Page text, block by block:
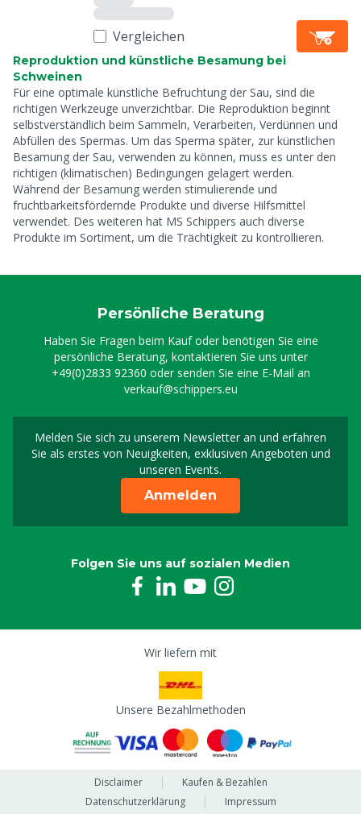
Vergleichen
Reproduktion und künstliche Besamung bei
Schweinen
Für eine optimale künstliche Befruchtung der Sau, sind die
richtigen Werkzeuge unverzichtbar. Die Reproduktion beginnt
selbstverständlich beim Sammeln, Verarbeiten, Verdünnen und
Abfüllen des Spermas. Um das Sperma später, zur künstlichen
Besamung der Sau, verwenden zu können, muss es unter den
richtigen (klimatischen) Bedingungen gelagert werden.
Während der Besamung werden stimulierende und
fruchtbarkeitsfördernde Produkte und diverse Hilfsmittel
verwendet. Des weiteren hat MS Schippers auch diverse
Produkte im Sortiment, um die Trächtigkeit zu kontrollieren.
Persönliche Beratung
Haben Sie Fragen beim Kauf oder benötigen Sie eine
persönliche Beratung, kontaktieren Sie uns unter
+49(0)2833 92360 oder senden Sie eine E-Mail an
verkauf@schippers.eu
Melden Sie sich zu unserem Newsletter an und erfahren
Sie als erstes von Neuigkeiten, exklusiven Angeboten und
unseren Events.
Melden Sie sich für
Anmelden
Folgen Sie uns auf sozialen Medien
Wir liefern mit
Unsere Bezahlmethoden
Disclaimer
Kaufen & Bezahlen
Datenschutzerklärung
Impressum